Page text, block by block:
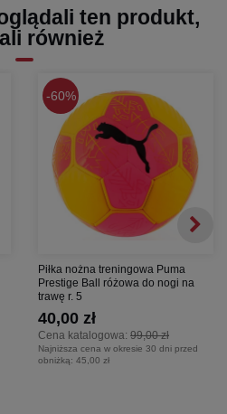
ten produkt,
również
60%
Piłka nożna treningowa Puma
Prestige Ball różowa do nogi na
trawę r. 5
Cena katalogowa: 99,00 zł
40,00 zł
Najniższa cena w okresie 30 dni przed
obniżką: 45,00 zł